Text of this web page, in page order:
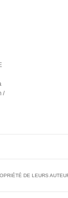
/
DE LEURS